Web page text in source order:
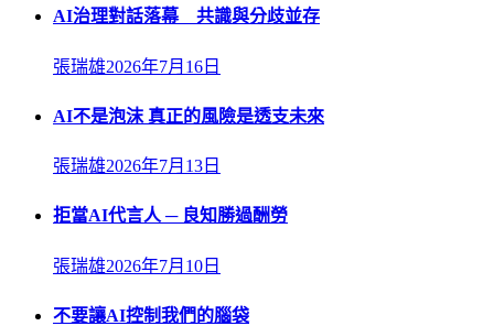
AI治理對話落幕 共識與分歧並存
張瑞雄2026年7月16日
AI不是泡沫 真正的風險是透支未來
張瑞雄2026年7月13日
拒當AI代言人 ─ 良知勝過酬勞
張瑞雄2026年7月10日
不要讓AI控制我們的腦袋